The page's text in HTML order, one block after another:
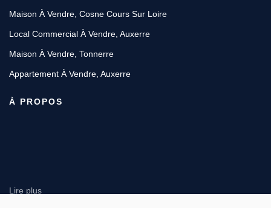
Maison À Vendre, Cosne Cours Sur Loire
Local Commercial À Vendre, Auxerre
Maison À Vendre, Tonnerre
Appartement À Vendre, Auxerre
À PROPOS
Lire plus